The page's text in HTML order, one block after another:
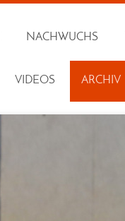
NACHWUCHS
VIDEOS ARCHIV